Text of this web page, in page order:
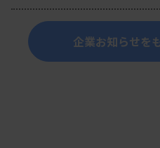
企業お知らせを